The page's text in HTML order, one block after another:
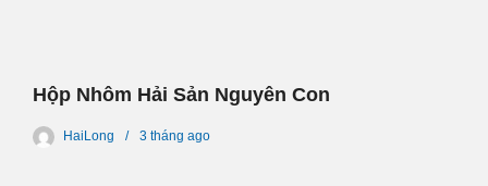
Hộp Nhôm Hải Sản Nguyên Con
HaiLong 3 tháng ago